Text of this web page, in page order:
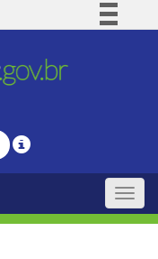
Comunica BR
Legislação
Toggle